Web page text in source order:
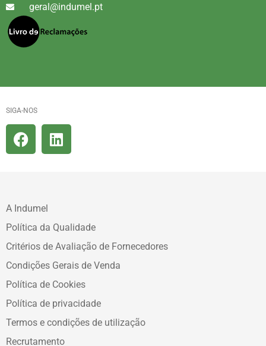
geral@indumel.pt
SIGA-NOS
A Indumel
Política da Qualidade
Critérios de Avaliação de Fornecedores
Condições Gerais de Venda
Política de Cookies
Política de privacidade
Termos e condições de utilização
Recrutamento